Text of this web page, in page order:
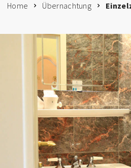
Home Übernachtung